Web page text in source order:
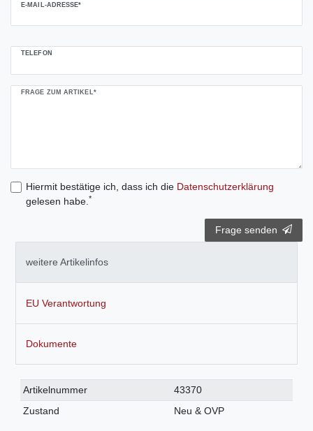
E-MAIL-ADRESSE*
TELEFON
FRAGE ZUM ARTIKEL*
Hiermit bestätige ich, dass ich die Daten­schutz­erklärung
gelesen habe. *
Frage senden
weitere Artikelinfos
EU Verantwortung
Dokumente
Technisches
Merkmal
Wert
Artikelnummer
43370
Zustand
Neu & OVP